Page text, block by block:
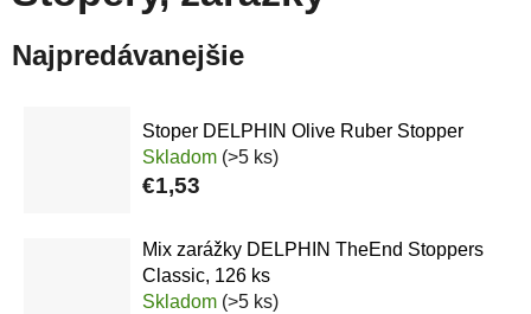
Najpredávanejšie
Stoper DELPHIN Olive Ruber Stopper
Skladom (>5 ks)
€1,53
Mix zarážky DELPHIN TheEnd Stoppers
Classic, 126 ks
Skladom (>5 ks)